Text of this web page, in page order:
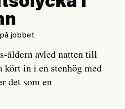
jag hoppas kan förtydliga
och andra hur jag
ETC:s uppdrag och
och sant,
än
hjälpte en tant.
jobbet
åldern avled natten till
kört in i en stenhög med
det som en